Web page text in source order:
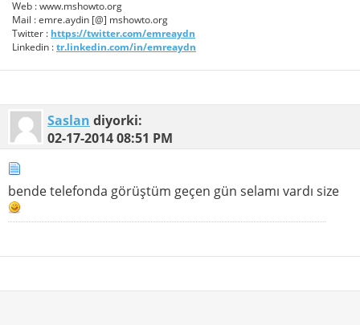
Web : www.mshowto.org
Mail : emre.aydin [@] mshowto.org
Twitter : https://twitter.com/emreaydn
Linkedin :tr.linkedin.com/in/emreaydn
Saslan diyorki:
02-17-201408:51 PM
bende telefonda görüştüm geçen gün selamı vardı size